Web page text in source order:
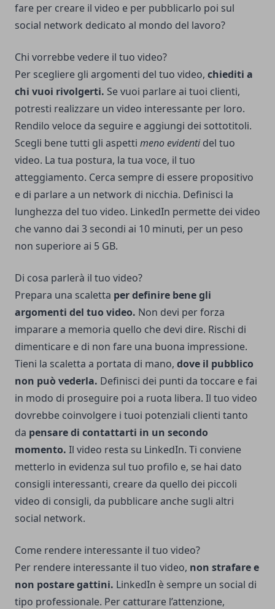
fare per creare il video e per pubblicarlo poi sul
social network dedicato al mondo del lavoro?
Chi vorrebbe vedere il tuo video?
Per scegliere gli argomenti del tuo video, chiediti a
chi vuoi rivolgerti. Se vuoi parlare ai tuoi clienti,
potresti realizzare un video interessante per loro.
Rendilo veloce da seguire e aggiungi dei sottotitoli.
Scegli bene tutti gli aspetti meno evidentidel tuo
video. La tua postura, la tua voce, il tuo
atteggiamento. Cerca sempre di essere propositivo
e di parlare a un network di nicchia. Definisci la
lunghezza del tuo video. LinkedIn permette dei video
che vanno dai 3 secondi ai 10 minuti, per un peso
non superiore ai 5 GB.
Di cosa parlerà il tuo video?
Prepara una scaletta per definire bene gli
argomenti del tuo video. Non devi per forza
imparare a memoria quello che devi dire. Rischi di
dimenticare e di non fare una buona impressione.
Tieni la scaletta a portata di mano, dove il pubblico
non può vederla. Definisci dei punti da toccare e fai
in modo di proseguire poi a ruota libera. Il tuo video
dovrebbe coinvolgere i tuoi potenziali clienti tanto
da pensare di contattarti in un secondo
momento. Il video resta su LinkedIn. Ti conviene
metterlo in evidenza sul tuo profilo e, se hai dato
consigli interessanti, creare da quello dei piccoli
video di consigli, da pubblicare anche sugli altri
social network.
Come rendere interessante il tuo video?
Per rendere interessante il tuo video, non strafare e
non postare gattini. LinkedIn è sempre un social di
tipo professionale. Per catturare l’attenzione,